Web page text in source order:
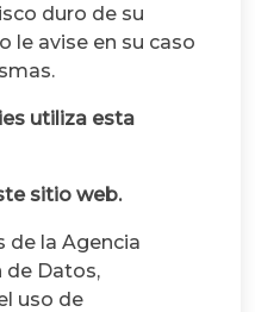
duro de su
le avise en su caso
utiliza esta
sitio web.
de la Agencia
de Datos,
uso de